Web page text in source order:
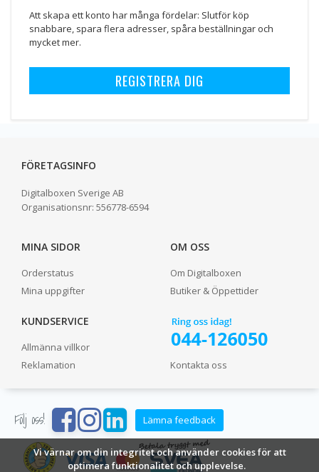
Vi värnar om din integritet och använder cookies för att
optimera funktionalitet och upplevelse.
Att skapa ett konto har många fördelar: Slutför köp
snabbare, spara flera adresser, spåra beställningar och
mycket mer.
REGISTRERA DIG
FÖRETAGSINFO
Digitalboxen Sverige AB
Organisationsnr: 556778-6594
MINA SIDOR
Orderstatus
Mina uppgifter
OM OSS
Om Digitalboxen
Butiker & Öppettider
KUNDSERVICE
Allmänna villkor
Reklamation
Kontakta oss
Följ oss! Lämna feedback